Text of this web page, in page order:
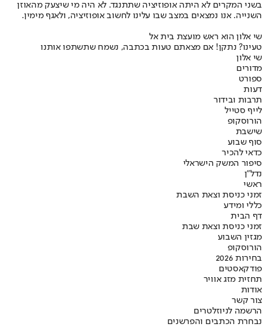
בשני המקרים לא היתה אופוזיציה שתתנגד. לא היה מי שיצעק מהאוזן
השנייה. אנו נמצאים במצב שבו עלינו לחשוב אופוזיציה, ולאגף מימין.
שי אלון הוא ראש מועצת בית אל
טעינו? נתקן! אם מצאתם טעות בכתבה, נשמח שתשתפו אותנו
שי אלון
מדורים
ספורט
דעות
תרבות ובידור
לייף סטייל
הורוסקופ
שישבת
סוף שבוע
כדאי להכיר
סיפור המשק הישראלי
נדל"ן
ראשי
זמני כניסת וצאת השבת
כללי ומידע
דף הבית
זמני כניסת וצאת שבת
מגזין השבוע
הורוסקופ
בחירות 2026
פודקאסטים
תחזית מזג אוויר
אודות
צור קשר
הרשמה לניוזלטרים
נבחרת הכתבים והפרשנים